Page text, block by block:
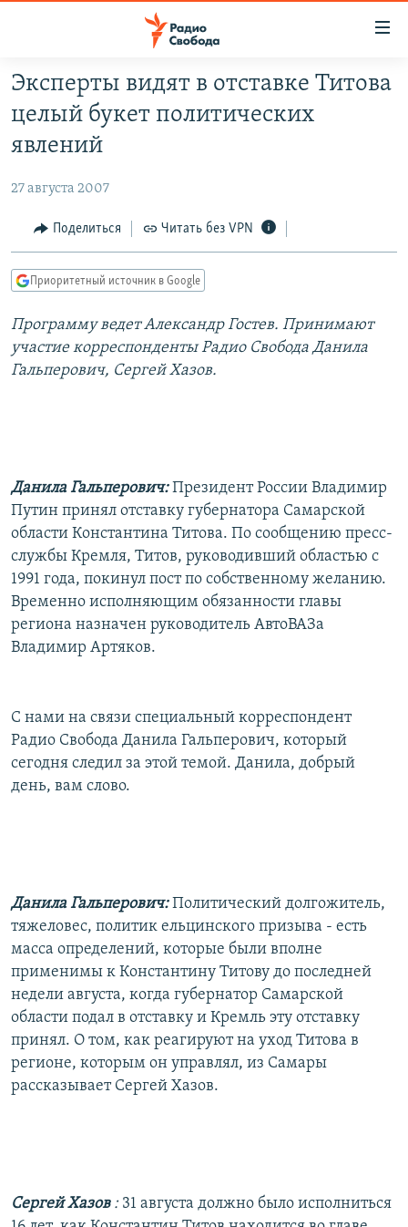
упрощенного
доступа
основному
Вернутся
главной
навигации
Вернутся
поиску
ПРОГРАММЫ
ПОДКАСТЫ
ЦИТАТЫ СВОБОДЫ
МНЕНИЯ
IDEL.РЕАЛИИ
КАВКАЗ.РЕАЛИИ
СЕВЕР.РЕАЛИИ
СОЦИАЛЬНЫЕ СЕТИ
Все сайты РСЕ/РС
Эксперты видят в отставке Титова
целый букет политических
явлений
27 августа 2007
Поделиться Читать без VPN
Приоритетный источник в Google
Программу ведет Александр Гостев. Принимают
участие корреспонденты Радио Свобода Данила
Гальперович, Сергей Хазов.
Данила Гальперович: Президент России Владимир
Путин принял отставку губернатора Самарской
области Константина Титова. По сообщению пресс-
службы Кремля, Титов, руководивший областью с
1991 года, покинул пост по собственному желанию.
Временно исполняющим обязанности главы
региона назначен руководитель АвтоВАЗа
Владимир Артяков.
С нами на связи специальный корреспондент
Радио Свобода Данила Гальперович, который
сегодня следил за этой темой. Данила, добрый
день, вам слово.
Данила Гальперович: Политический долгожитель,
тяжеловес, политик ельцинского призыва - есть
масса определений, которые были вполне
применимы к Константину Титову до последней
недели августа, когда губернатор Самарской
области подал в отставку и Кремль эту отставку
принял. О том, как реагируют на уход Титова в
регионе, которым он управлял, из Самары
рассказывает Сергей Хазов.
Сергей Хазов : 31 августа должно было исполниться